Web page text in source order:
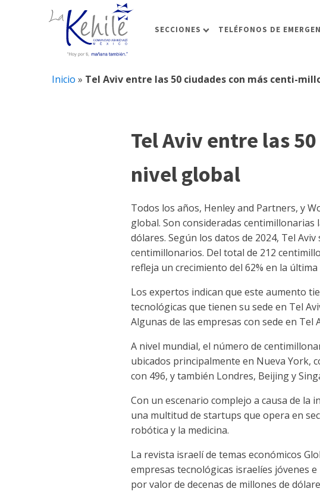
SECCIONES TELÉFONOS DE
Inicio » Tel Aviv entre las 50 ciudades con más centi-
Tel Aviv entre las
nivel global
Todos los años, Henley and Partners, y
global. Son consideradas
dólares. Según los datos de 2024, Tel
centimillonarios. Del total de 212
refleja un crecimiento del 62% en la última
Los expertos indican que este aumento
tecnológicas que tienen su sede en Tel
Algunas de las empresas con sede en Tel
A nivel mundial, el número de
ubicados principalmente en Nueva York,
con 496, y también Londres, Beijing y
Con un escenario complejo a causa de la
una multitud de startups que opera en
robótica y la medicina.
La revista israelí de temas económicos
empresas tecnológicas israelíes jóvenes
por valor de decenas de millones de